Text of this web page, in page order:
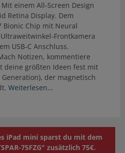
Mit einem All‑Screen Design
Retina Display. Dem
Bionic Chip mit Neural
Frontkamera
USB‑C Anschluss.
Notizen, kommentiere
deine größten Ideen fest mit
der magnetisch
Weiterlesen...
iPad mini sparst du mit dem
75FZG" zusätzlich 75€.